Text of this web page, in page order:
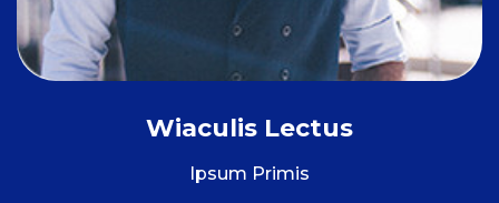
Wiaculis Lectus
Ipsum Primis